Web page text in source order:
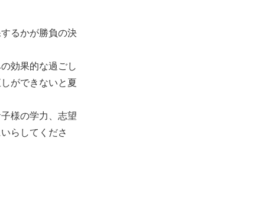
るかが勝負の決
効果的な過ごし
ができないと夏
様の学力、志望
らしてくださ